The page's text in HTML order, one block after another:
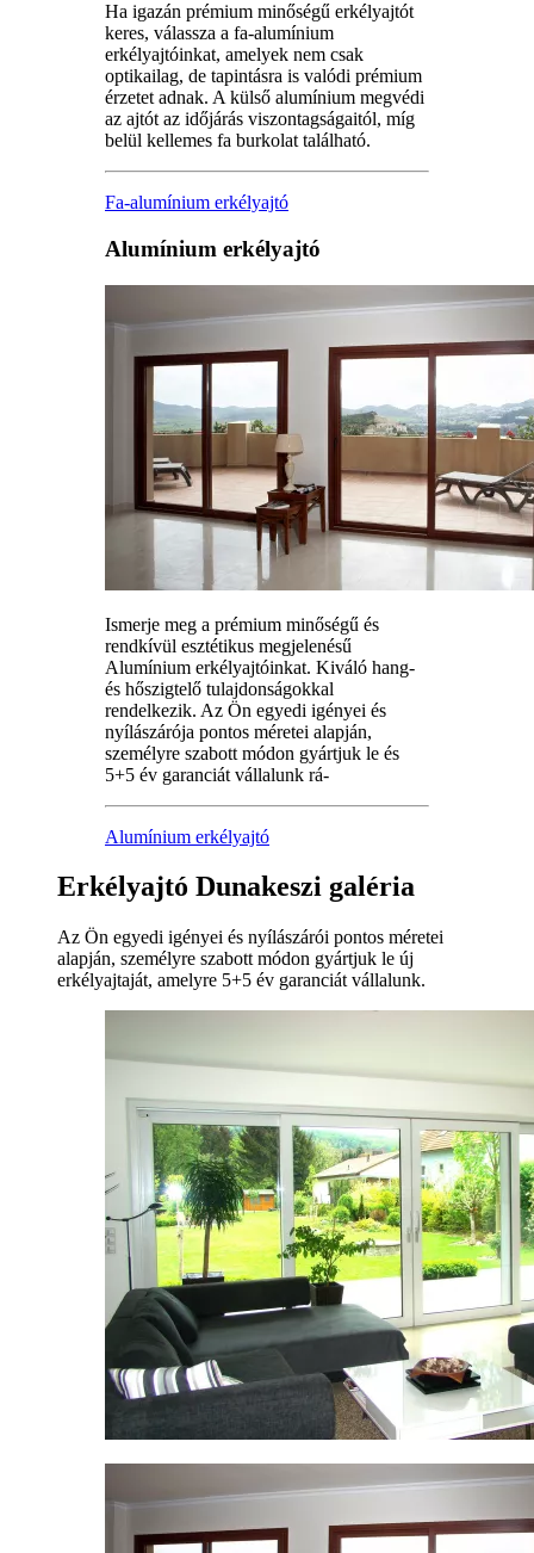
Ha igazán prémium minőségű erkélyajtót
keres, válassza a fa-alumínium
erkélyajtóinkat, amelyek nem csak
optikailag, de tapintásra is valódi prémium
érzetet adnak. A külső alumínium megvédi
az ajtót az időjárás viszontagságaitól, míg
belül kellemes fa burkolat található.
Fa-alumínium erkélyajtó
Alumínium erkélyajtó
Ismerje meg a prémium minőségű és
rendkívül esztétikus megjelenésű
Alumínium erkélyajtóinkat. Kiváló hang-
és hőszigtelő tulajdonságokkal
rendelkezik. Az Ön egyedi igényei és
nyílászárója pontos méretei alapján,
személyre szabott módon gyártjuk le és
5+5 év garanciát vállalunk rá-
Alumínium erkélyajtó
Erkélyajtó Dunakeszi galéria
Az Ön egyedi igényei és nyílászárói pontos méretei
alapján, személyre szabott módon gyártjuk le új
erkélyajtaját, amelyre 5+5 év garanciát vállalunk.